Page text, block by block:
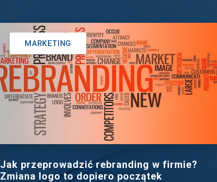
MARKETING
Jak przeprowadzić rebranding w firmie?
Zmiana logo to dopiero początek